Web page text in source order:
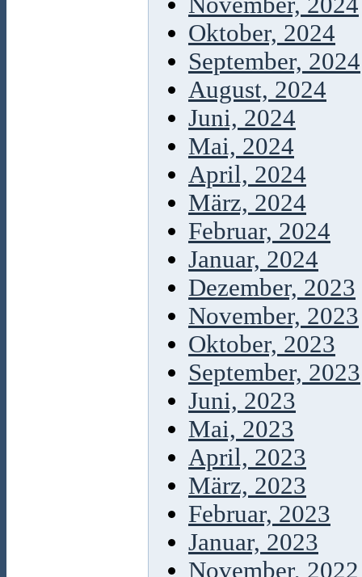
Oktober, 2024
September, 2024
August, 2024
Juni, 2024
Mai, 2024
April, 2024
März, 2024
Februar, 2024
Januar, 2024
Dezember, 2023
November, 2023
Oktober, 2023
September, 2023
Juni, 2023
Mai, 2023
April, 2023
März, 2023
Februar, 2023
Januar, 2023
November, 2022